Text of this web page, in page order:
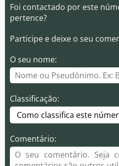
Foi contactado por este
pertence?
Participe e deixe o seu
O seu nome:
Classificação:
Comentário: